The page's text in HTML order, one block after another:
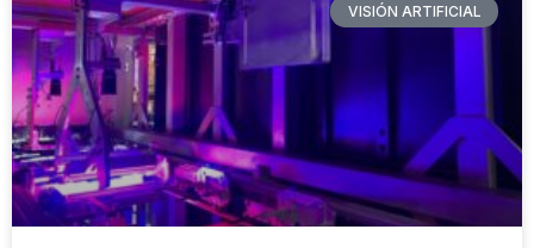
VISIÓN ARTIFICIAL